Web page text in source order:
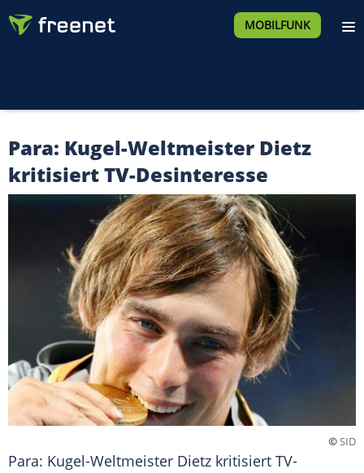
MOBILFUNK
Para: Kugel-Weltmeister Dietz
kritisiert TV-Desinteresse
©SID
Para: Kugel-Weltmeister Dietz kritisiert TV-